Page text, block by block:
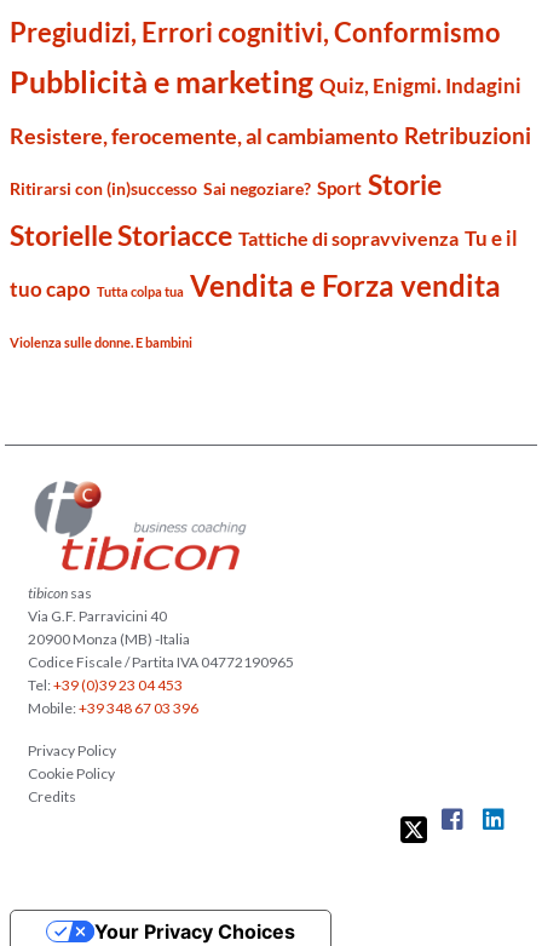
Pregiudizi, Errori cognitivi, Conformismo
Pubblicità e marketing Quiz, Enigmi. Indagini
Resistere, ferocemente, al cambiamento Retribuzioni
Ritirarsi con (in)successo Sai negoziare? Sport Storie
Storielle Storiacce Tattiche di sopravvivenza Tu e il
tuo capo Tutta colpa tua Vendita e Forza vendita
Violenza sulle donne. E bambini
tibicon sas
Via G.F. Parravicini 40
20900 Monza (MB) -Italia
Codice Fiscale / Partita IVA 04772190965
Tel:+39 (0)39 23 04 453
Mobile:+39 348 67 03 396
Privacy Policy
Cookie Policy
Credits
Your Privacy Choices